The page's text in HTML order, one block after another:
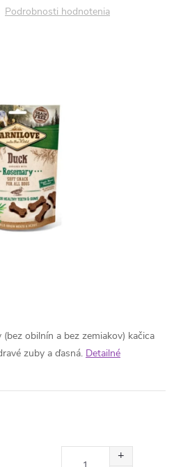
Podrobnosti hodnotenia
obilnín a bez zemiakov) kačica
zuby a ďasná. Detailné